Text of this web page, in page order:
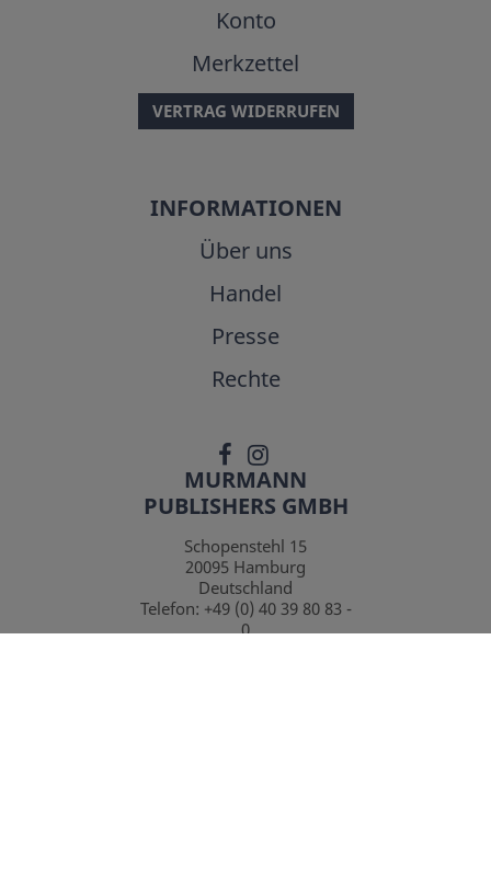
Konto
Merkzettel
VERTRAG WIDERRUFEN
INFORMATIONEN
Über uns
Handel
Presse
Rechte
MURMANN
PUBLISHERS GMBH
Schopenstehl 15
20095 Hamburg
Deutschland
Telefon: +49 (0) 40 39 80 83 -
0